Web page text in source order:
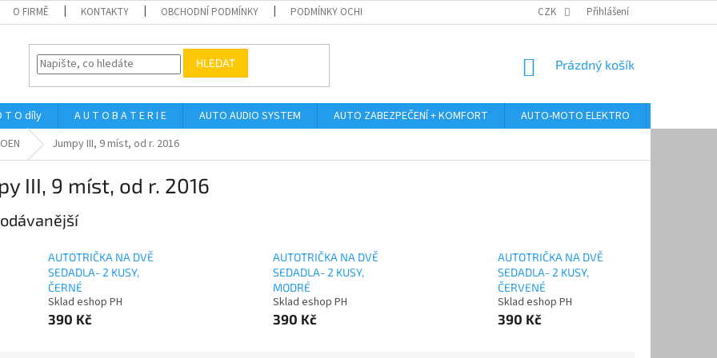
O FIRMĚ KONTAKTY OBCHODNÍ PODMÍNKY PODMÍNKY OCHRANY OSOBNÍCH ÚDAJŮ ODSTOUPENÍ OD KUPNÍ SMLOUVY
CZK Přihlášení
HLEDAT
NÁKUPNÍ
Prázdný košík
T O díly A U T O B A T E R I E AUTO AUDIO SYSTEM AUTO ZABEZPEČENÍ + KOMFORT AUTO-MOTO ELEKTRO
Jumpy III, 9 míst, od r. 2016
III, 9 míst, od r. 2016
AUTOTRIČKA NA DVĚ
SEDADLA- 2 KUSY,
ČERNÉ
Sklad eshop PH
390 Kč
AUTOTRIČKA NA DVĚ
SEDADLA- 2 KUSY,
MODRÉ
Sklad eshop PH
390 Kč
AUTOTRIČKA NA DVĚ
SEDADLA- 2 KUSY,
ČERVENÉ
Sklad eshop PH
390 Kč